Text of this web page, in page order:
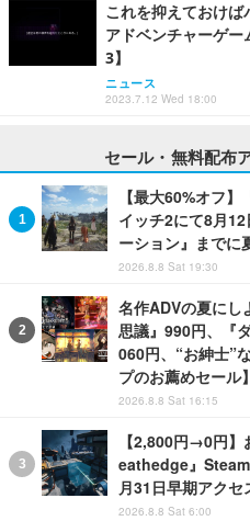
これを抑えておけ
アドベンチャーゲ
3】
ニュース
2023.7.12 Wed 18:00
セール・無料配布
【最大60%オフ
イッチ2にて8月
ーション』までに
2026.8.8 Sat 19:30
名作ADVの夏にし
思議』990円、『
060円、“お紳士”
プのお薦めセール】
2026.8.8 Sat 16:15
【2,800円→0円】
eathedge』
月31日早期アクセ
2026.8.8 Sat 6:00